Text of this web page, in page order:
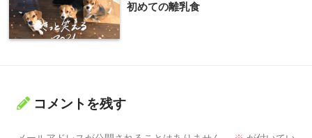
初めての離乳食
コメントを残す